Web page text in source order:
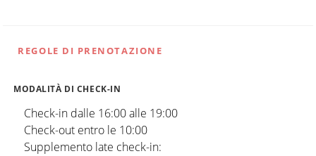
REGOLE DI PRENOTAZIONE
MODALITÀ DI CHECK-IN
Check-in dalle 16:00 alle 19:00
Check-out entro le 10:00
Supplemento late check-in: